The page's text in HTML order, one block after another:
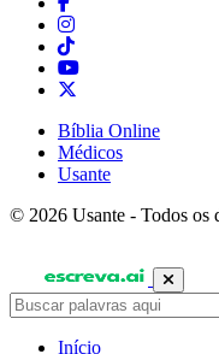
Bíblia Online
Médicos
Usante
© 2026 Usante - Todos os
Início